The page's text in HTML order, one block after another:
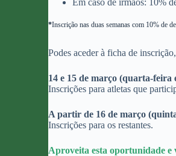
Em caso de irmãos: 10%
*Inscrição nas duas semanas com 10% de
Podes aceder à ficha de inscrição,
14 e 15 de março (quarta-feira
Inscrições para atletas que
A partir de 16 de março
Inscrições para os restantes.
Aproveita esta oportunidade e